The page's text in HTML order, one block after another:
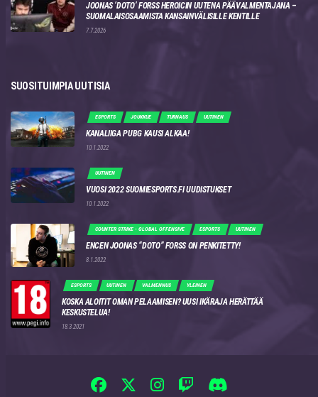
JOONAS ‘DOTO’ FORSS HEROICIN UUTENA PÄÄVALMENTAJANA –
SUOMALAISOSAAMISTA KANSAINVÄLISILLE KENTILLE
7.7.2026
SUOSITUIMPIA UUTISIA
ESPORTS JOUKKUE TURNAUS UUTINEN
KANALIIGA PUBG KAUSI ALKAA!
10.1.2022
UUTINEN
VUOSI 2022 SUOMIESPORTS.FI UUDISTUKSET
10.1.2022
COUNTER STRIKE - GLOBAL OFFENSIVE ESPORTS UUTINEN
ENCEN JOONAS “DOTO” FORSS ON PENKITETTY!
8.1.2022
ESPORTS UUTINEN VALMENNUS YLEINEN
KOSKA ALOITIT OMAN PELAAMISEN? UUSI IKÄRAJA HERÄTTÄÄ
KESKUSTELUA!
18.3.2021